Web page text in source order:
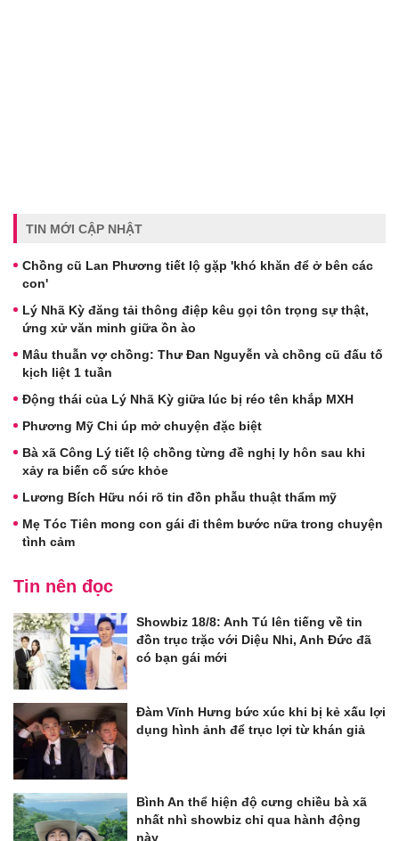
TIN MỚI CẬP NHẬT
Chồng cũ Lan Phương tiết lộ gặp 'khó khăn để ở bên các
con'
Lý Nhã Kỳ đăng tải thông điệp kêu gọi tôn trọng sự thật,
ứng xử văn minh giữa ồn ào
Mâu thuẫn vợ chồng: Thư Đan Nguyễn và chồng cũ đấu tố
kịch liệt 1 tuần
Động thái của Lý Nhã Kỳ giữa lúc bị réo tên khắp MXH
Phương Mỹ Chi úp mở chuyện đặc biệt
Bà xã Công Lý tiết lộ chồng từng đề nghị ly hôn sau khi
xảy ra biến cố sức khỏe
Lương Bích Hữu nói rõ tin đồn phẫu thuật thẩm mỹ
Mẹ Tóc Tiên mong con gái đi thêm bước nữa trong chuyện
tình cảm
Tin nên đọc
Showbiz 18/8: Anh Tú lên tiếng về tin
đồn trục trặc với Diệu Nhi, Anh Đức đã
có bạn gái mới
Đàm Vĩnh Hưng bức xúc khi bị kẻ xấu lợi
dụng hình ảnh để trục lợi từ khán giả
Bình An thể hiện độ cưng chiều bà xã
nhất nhì showbiz chỉ qua hành động
này